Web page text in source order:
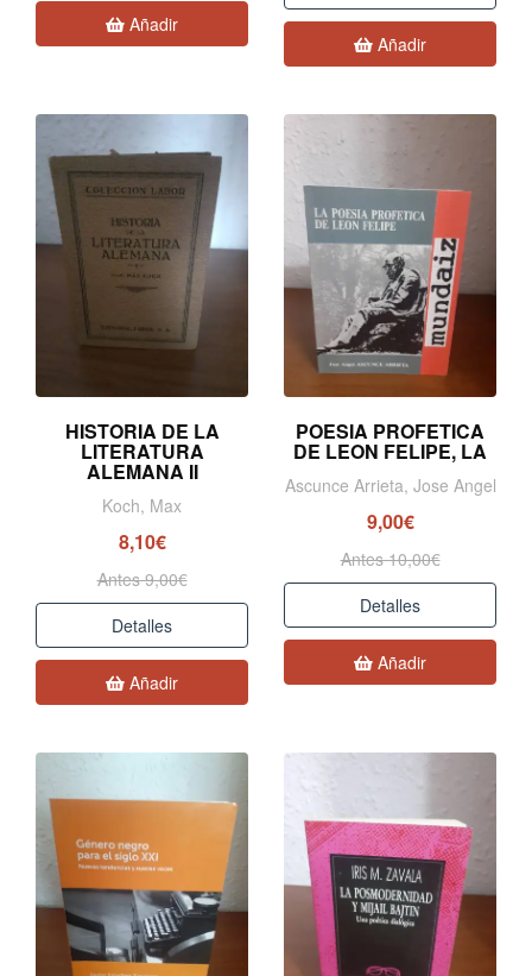
Añadir
Añadir
HISTORIA DE LA
LITERATURA
ALEMANA II
Koch, Max
8,10€
Antes 9,00€
Detalles
Añadir
POESIA PROFETICA
DE LEON FELIPE, LA
Ascunce Arrieta, Jose Angel
9,00€
Antes 10,00€
Detalles
Añadir